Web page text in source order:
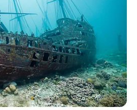
© 2026 alls24.com